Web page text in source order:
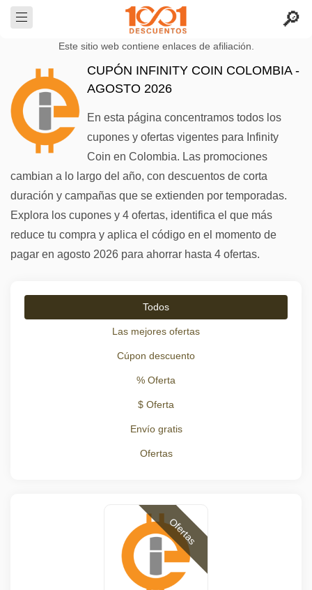
Este sitio web contiene enlaces de afiliación.
CUPÓN INFINITY COIN COLOMBIA -
AGOSTO 2026
En esta página concentramos todos los
cupones y ofertas vigentes para Infinity
Coin en Colombia. Las promociones
cambian a lo largo del año, con descuentos de corta
duración y campañas que se extienden por temporadas.
Explora los cupones y 4 ofertas, identifica el que más
reduce tu compra y aplica el código en el momento de
pagar en agosto 2026 para ahorrar hasta 4 ofertas.
Todos
Las mejores ofertas
Cúpon descuento
% Oferta
$ Oferta
Envío gratis
Ofertas
Ofertas